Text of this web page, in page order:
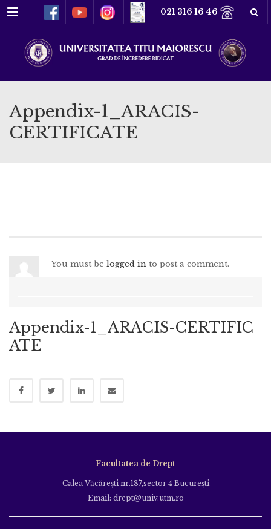
Meniu 021 316 16 46
Appendix-1_ARACIS-
CERTIFICATE
You must be logged in to post a comment.
Appendix-1_ARACIS-CERTIFIC
ATE
Facultatea de Drept
Calea Văcăreşti nr.187,sector 4 Bucureşti
Email: drept@univ.utm.ro